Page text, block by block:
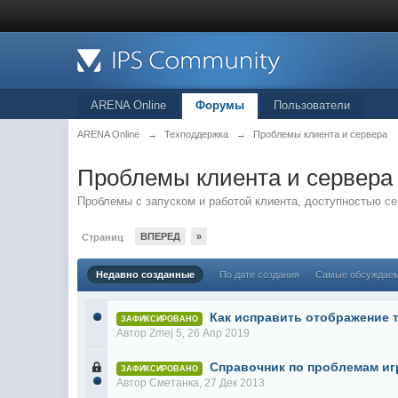
ARENA Online Форумы Пользователи
ARENA Online → Техподдержка → Проблемы клиента и сервера
Проблемы клиента и сервера
Проблемы с запуском и работой клиента, доступностью
Страниц ВПЕРЕД »
Недавно созданные По дате создания Самые
ЗАФИКСИРОВАНО Как исправить отображение
АвторZmej 5, 26 Апр 2019
ЗАФИКСИРОВАНО Справочник по проблемам
АвторСметанка, 27 Дек 2013